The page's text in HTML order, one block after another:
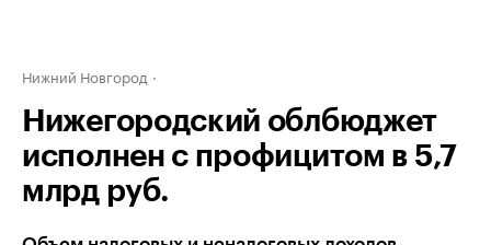
Нижний Новгород
Нижегородский облбюджет
исполнен с профицитом в 5,7
млрд руб.